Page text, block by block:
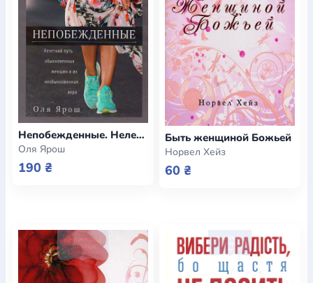
Непобежденные. Нелегкий путь обыкновенных женщин и их необыкновенная вера
Оля Ярош
190 ₴
Быть женщиной Божьей
Норвел Хейз
60 ₴